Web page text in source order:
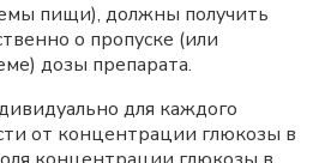
пищи), должны получить
о пропуске (или
дозы препарата.
для каждого
от концентрации глюкозы в